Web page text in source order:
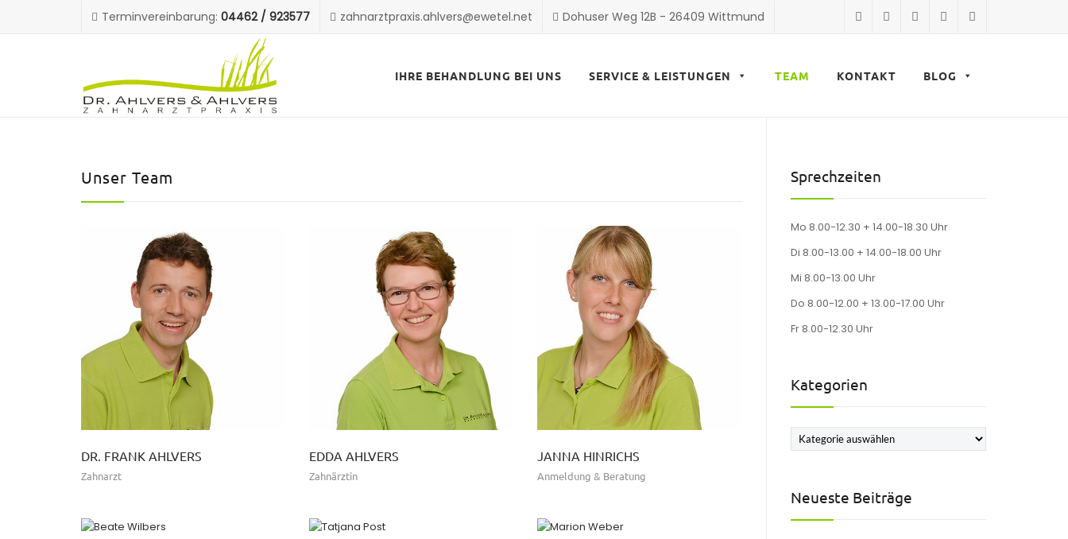
Terminvereinbarung: 04462 / 923577 zahnarztpraxis.ahlvers@ewetel.net Dohuser Weg 12B - 26409 Wittmund
content
IHRE BEHANDLUNG BEI UNS SERVICE & LEISTUNGEN TEAM KONTAKT BLOG
Unser Team
DR. FRANK AHLVERS
Zahnarzt
EDDA AHLVERS
Zahnärztin
JANNA HINRICHS
Anmeldung & Beratung
Sprechzeiten
Mo 8.00-12.30 + 14.00-18.30 Uhr
Di 8.00-13.00 + 14.00-18.00 Uhr
Mi 8.00-13.00 Uhr
Do 8.00-12.00 + 13.00-17.00 Uhr
Fr 8.00-12.30 Uhr
Kategorien
Kategorien
Neueste Beiträge